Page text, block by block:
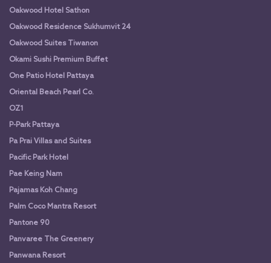
Oakwood Hotel Sathon
Oakwood Residence Sukhumvit 24
Oakwood Suites Tiwanon
Okami Sushi Premium Buffet
One Patio Hotel Pattaya
Oriental Beach Pearl Co.
OZ1
P-Park Pattaya
Pa Prai Villas and Suites
Pacific Park Hotel
Pae Keing Nam
Pajamas Koh Chang
Palm Coco Mantra Resort
Pantone 90
Panvaree The Greenery
Panwana Resort